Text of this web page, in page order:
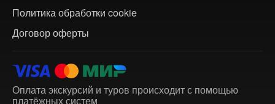
Политика обработки cookie
Договор оферты
Оплата экскурсий и туров происходит с помощью
платёжных систем